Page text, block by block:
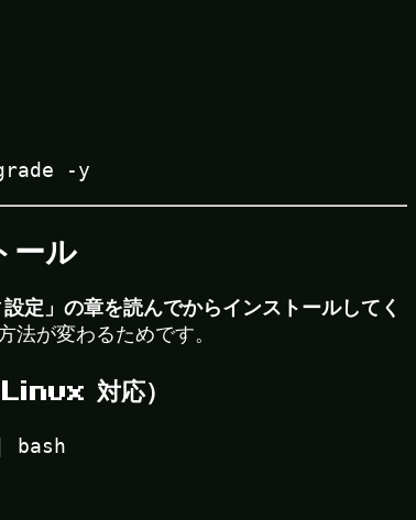
-y
ル
定」の章を読んでからインストールしてく
法が変わるためです。
対応）